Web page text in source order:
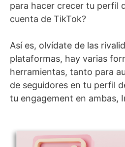
para hacer crecer tu perfil
cuenta de TikTok?
Así es, olvídate de las
plataformas, hay varias
herramientas, tanto para
de seguidores en tu perfil
tu engagement en ambas,